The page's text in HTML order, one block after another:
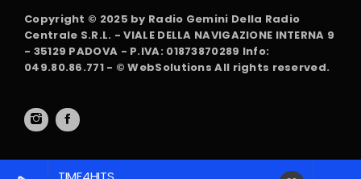
Copyright © 2025 by Radio Gemini Della Radio
Centrale S.R.L. - VIALE DELLA NAVIGAZIONE INTERNA 9
- 35129 PADOVA - P.IVA: 01873870289 Info:
049.80.86.771 - © WebSolutions All rights reserved.